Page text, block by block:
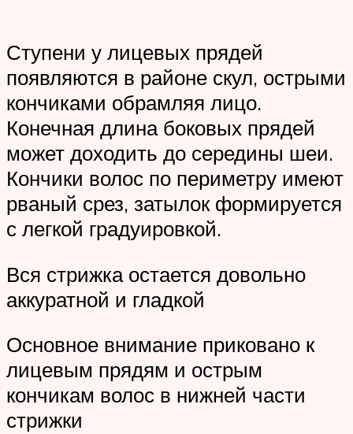
Ступени у лицевых прядей
появляются в районе скул, острыми
кончиками обрамляя лицо.
Конечная длина боковых прядей
может доходить до середины шеи.
Кончики волос по периметру имеют
рваный срез, затылок формируется
с легкой градуировкой.
Вся стрижка остается довольно
аккуратной и гладкой
Основное внимание приковано к
лицевым прядям и острым
кончикам волос в нижней части
стрижки